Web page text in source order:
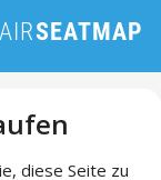
diese Seite zu